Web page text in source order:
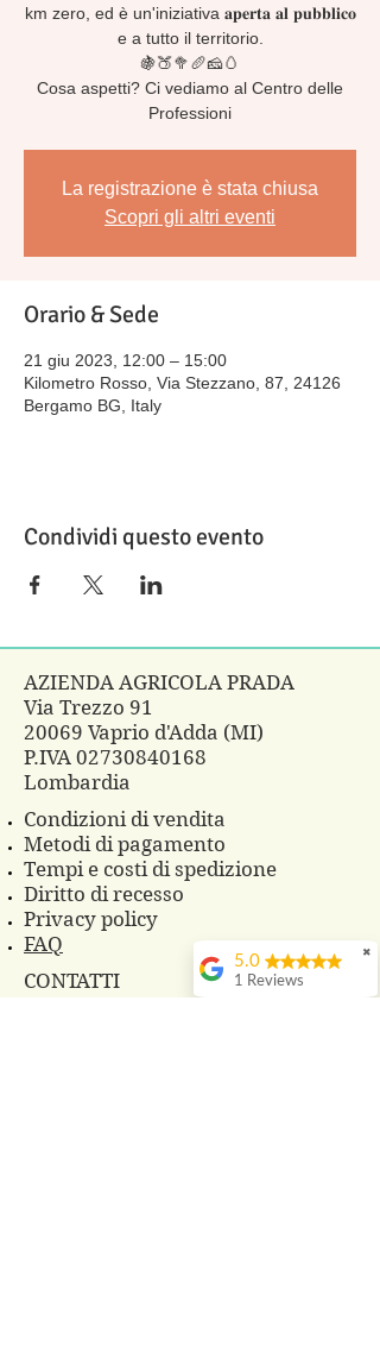
km zero, ed è un'iniziativa 𝐚𝐩𝐞𝐫𝐭𝐚 𝐚𝐥 𝐩𝐮𝐛𝐛𝐥𝐢𝐜𝐨
e a tutto il territorio.
🍇🍑🥦🥖🧀🥚
Cosa aspetti? Ci vediamo al Centro delle
Professioni
La registrazione è stata chiusa
Scopri gli altri eventi
Orario & Sede
21 giu 2023, 12:00 – 15:00
Kilometro Rosso, Via Stezzano, 87, 24126
Bergamo BG, Italy
Condividi questo evento
AZIENDA AGRICOLA PRADA
Via Trezzo 91
20069 Vaprio d'Adda (MI)
P.IVA 02730840168
Lombardia
Condizioni di vendita
Metodi di pagamento
Tempi e costi di spedizione
Diritto di recesso
Privacy policy
FAQ
CONTATTI
✖
5.0
1 Reviews